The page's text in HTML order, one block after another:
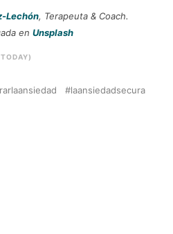
Lechón, Terapeuta & Coach.
enUnsplash
laansiedadsecura